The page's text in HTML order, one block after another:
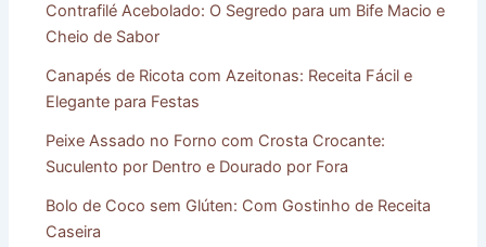
Contrafilé Acebolado: O Segredo para um Bife Macio e
Cheio de Sabor
Canapés de Ricota com Azeitonas: Receita Fácil e
Elegante para Festas
Peixe Assado no Forno com Crosta Crocante:
Suculento por Dentro e Dourado por Fora
Bolo de Coco sem Glúten: Com Gostinho de Receita
Caseira